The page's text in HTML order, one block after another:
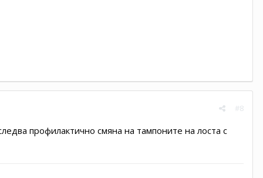
#8
профилактично смяна на тампоните на лоста с